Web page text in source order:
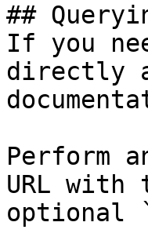
##
If you
directly
Perform
URL with
optional